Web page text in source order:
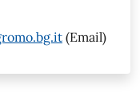
(Email)